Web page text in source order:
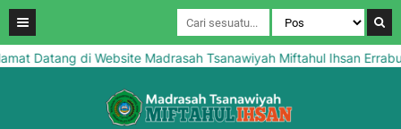
Datang di Website Madrasah Tsanawiyah Miftahul Ihsan Errabu